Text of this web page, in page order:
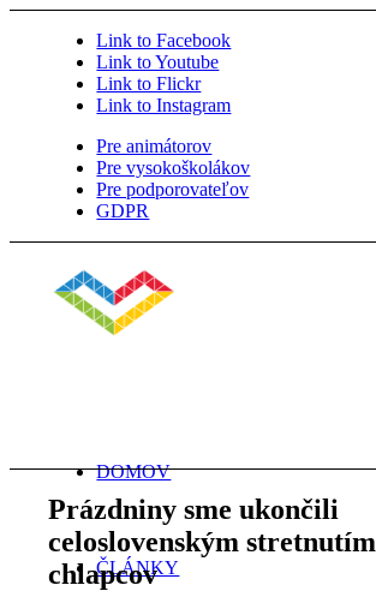
Link to Facebook
Link to Youtube
Link to Flickr
Link to Instagram
Pre animátorov
Pre vysokoškolákov
Pre podporovateľov
GDPR
DOMOV
ČLÁNKY
Prázdniny sme ukončili
celoslovenským stretnutím
chlapcov